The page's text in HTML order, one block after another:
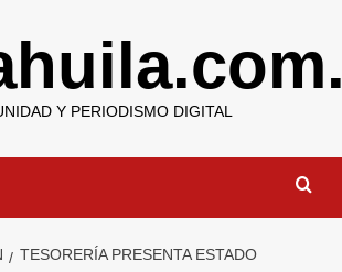
Y PERIODISMO DIGITAL
TESORERÍA PRESENTA ESTADO